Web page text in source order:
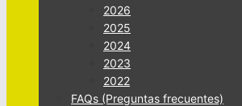
2026
2025
2024
2023
2022
FAQs (Preguntas frecuentes)